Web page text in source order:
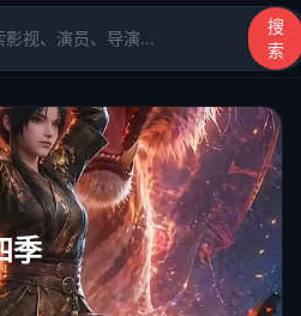
搜
索
漫、综艺、短剧高清在线观看
季